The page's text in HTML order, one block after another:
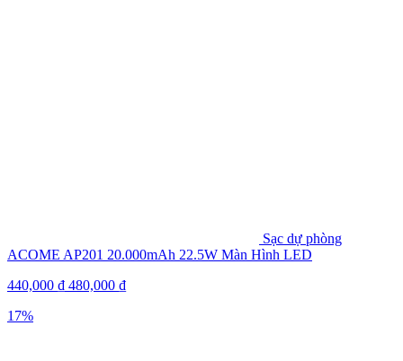
Sạc dự phòng
ACOME AP201 20.000mAh 22.5W Màn Hình LED
440,000 ₫ 480,000 ₫
17%